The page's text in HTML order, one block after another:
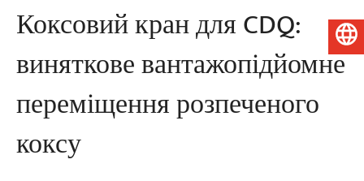
Коксовий кран для CDQ:
виняткове вантажопідйомне
переміщення розпеченого
коксу
Українська